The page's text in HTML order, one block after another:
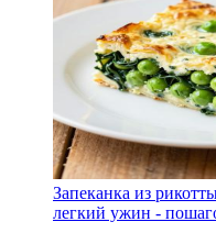
Запеканка из
легкий ужин -